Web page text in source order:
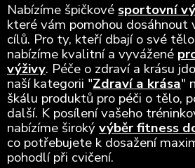
Nabízíme špičkovésportovní
které vám pomohou dosáhnout
cílů. Pro ty, kteří dbají o své
nabízíme kvalitní a vyvážené
výživy. Péče o zdraví a krásu
naší kategorii "Zdraví a krása"
škálu produktů pro péči o tělo,
další. K posílení vašeho
nabízíme širokývýběr fitness
co potřebujete k dosažení
pohodlí při cvičení.